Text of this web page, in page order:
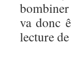
va donc
lecture